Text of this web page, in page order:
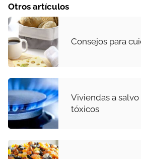
Otros artículos
Consejos para
Viviendas a
tóxicos